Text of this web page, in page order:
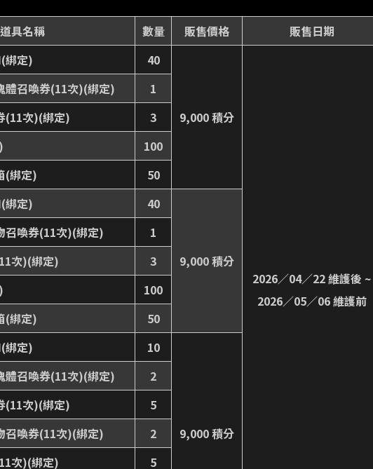
道具名稱 數量 販售價格 販售日期
綁定) 40
9,000 積分
2026／04／22 維護後 ~
2026／05／06 維護前
體召喚券(11次)(綁定)
1
(11次)(綁定)
3
100
(綁定)
50
綁定) 40
9,000 積分
召喚券(11次)(綁定)
1
次)(綁定)
3
100
(綁定)
50
綁定) 10
9,000 積分
體召喚券(11次)(綁定)
2
(11次)(綁定)
5
召喚券(11次)(綁定)
2
次)(綁定)
5